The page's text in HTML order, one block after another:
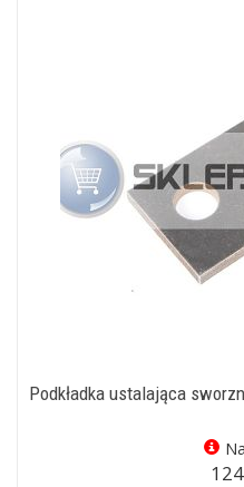
Podkładka ustalająca